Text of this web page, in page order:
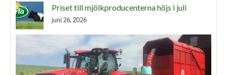
Priset till mjölkproducenterna höjs i juli
juni 26, 2026